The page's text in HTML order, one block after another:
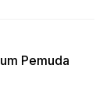
Pemuda